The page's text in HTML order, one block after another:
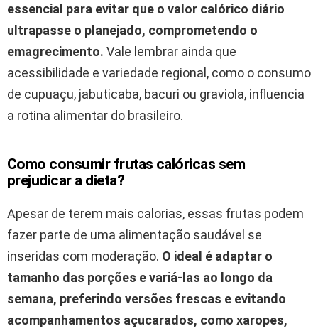
essencial para evitar que o valor calórico diário
ultrapasse o planejado, comprometendo o
emagrecimento. Vale lembrar ainda que
acessibilidade e variedade regional, como o consumo
de cupuaçu, jabuticaba, bacuri ou graviola, influencia
a rotina alimentar do brasileiro.
Como consumir frutas calóricas sem
prejudicar a dieta?
Apesar de terem mais calorias, essas frutas podem
fazer parte de uma alimentação saudável se
inseridas com moderação. O ideal é adaptar o
tamanho das porções e variá-las ao longo da
semana, preferindo versões frescas e evitando
acompanhamentos açucarados, como xaropes,